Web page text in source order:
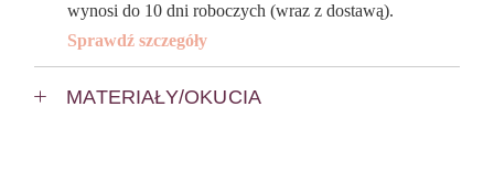
wynosi do 10 dni roboczych (wraz z dostawą).
Sprawdź szczegóły
MATERIAŁY/OKUCIA